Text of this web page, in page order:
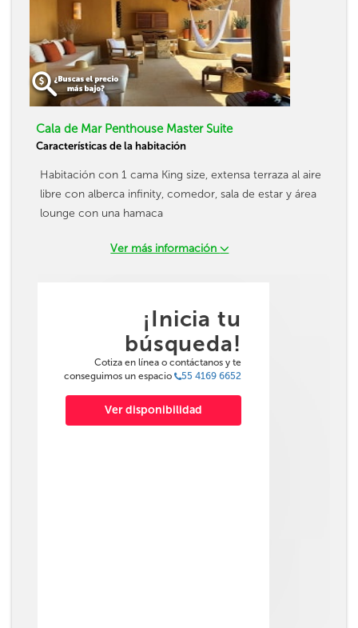
Cala de Mar Penthouse Master Suite
Características de la habitación
Habitación con 1 cama King size, extensa terraza al aire
libre con alberca infinity, comedor, sala de estar y área
lounge con una hamaca
Ver más información
¡Inicia tu
búsqueda!
Cotiza en línea o contáctanos y te
conseguimos un espacio
55 4169 6652
Ver disponibilidad